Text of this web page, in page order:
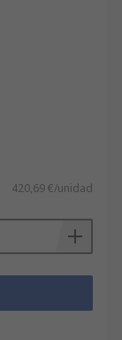
420,69 €/unidad